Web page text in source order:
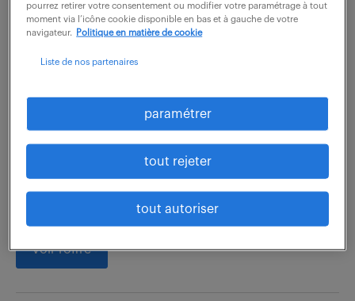
responsable ventes directes (f/h)
31 juillet 2026
Rattaché(e) directement à la Direction Générale, vous
aurez pour mission principale de piloter, structurer et
dynamiser l'ensemble des canaux de
commercialisation directe afin d'en accélérer la...
voir l'offre
pourrez retirer votre consentement ou modifier votre paramétrage à tout
moment via l’icône cookie disponible en bas et à gauche de votre
navigateur.
Politique en matière de cookie
Liste de nos partenaires
paramétrer
tout rejeter
tout autoriser